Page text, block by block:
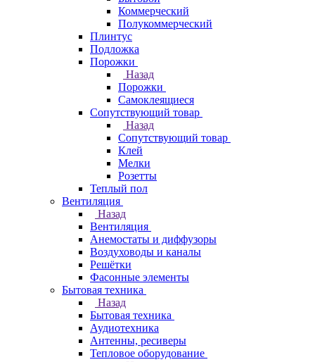
Коммерческий
Полукоммерческий
Плинтус
Подложка
Порожки
Назад
Порожки
Самоклеящиеся
Сопутствующий товар
Назад
Сопутствующий товар
Клей
Мелки
Розетты
Теплый пол
Вентиляция
Назад
Вентиляция
Анемостаты и диффузоры
Воздуховоды и каналы
Решётки
Фасонные элементы
Бытовая техника
Назад
Бытовая техника
Аудиотехника
Антенны, ресиверы
Тепловое оборудование